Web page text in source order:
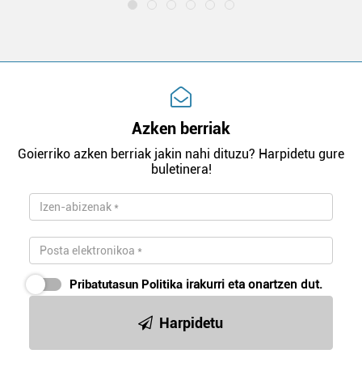
Azken berriak
Goierriko azken berriak jakin nahi dituzu? Harpidetu gure
buletinera!
Pribatutasun Politika irakurri eta onartzen dut.
Harpidetu